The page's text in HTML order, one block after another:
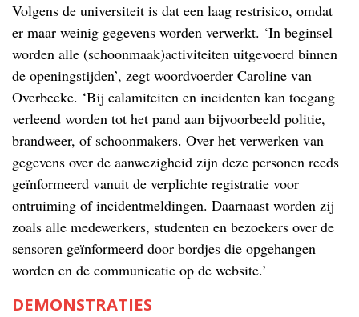
Volgens de universiteit is dat een laag restrisico, omdat
er maar weinig gegevens worden verwerkt. ‘In beginsel
worden alle (schoonmaak)activiteiten uitgevoerd binnen
de openingstijden’, zegt woordvoerder Caroline van
Overbeeke. ‘Bij calamiteiten en incidenten kan toegang
verleend worden tot het pand aan bijvoorbeeld politie,
brandweer, of schoonmakers. Over het verwerken van
gegevens over de aanwezigheid zijn deze personen reeds
geïnformeerd vanuit de verplichte registratie voor
ontruiming of incidentmeldingen. Daarnaast worden zij
zoals alle medewerkers, studenten en bezoekers over de
sensoren geïnformeerd door bordjes die opgehangen
worden en de communicatie op de website.’
DEMONSTRATIES